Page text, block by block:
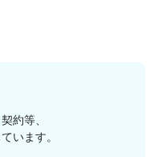
約等、
います。